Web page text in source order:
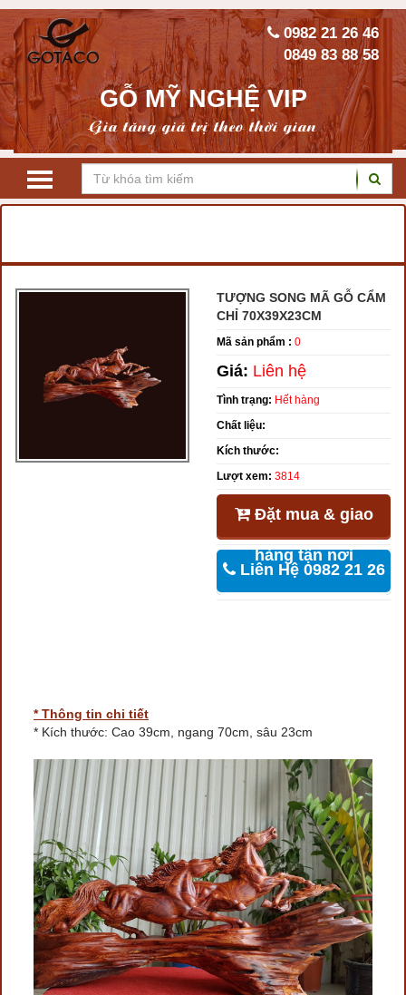
GỖ MỸ NGHỆ VIP
Gia tăng giá trị theo thời gian
0982 21 26 46
0849 83 88 58
TƯỢNG SONG MÃ GỖ CẨM
CHỈ 70X39X23CM
Mã sản phẩm : 0
Giá: Liên hệ
Tình trạng: Hết hàng
Chất liệu:
Kích thước:
Lượt xem: 3814
Đặt mua & giao
hàng tận nơi
Liên Hệ 0982 21 26
* Thông tin chi tiết
* Kích thước: Cao 39cm, ngang 70cm, sâu 23cm